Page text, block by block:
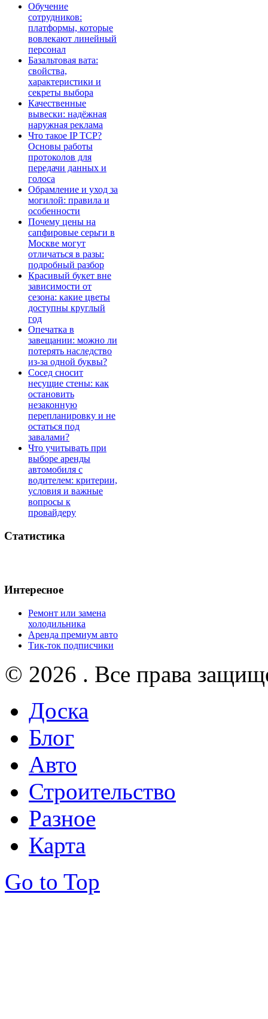
Обучение
сотрудников:
платформы, которые
вовлекают линейный
персонал
Базальтовая вата:
свойства,
характеристики и
секреты выбора
Качественные
вывески: надёжная
наружная реклама
Что такое IP TCP?
Основы работы
протоколов для
передачи данных и
голоса
Обрамление и уход за
могилой: правила и
особенности
Почему цены на
сапфировые серьги в
Москве могут
отличаться в разы:
подробный разбор
Красивый букет вне
зависимости от
сезона: какие цветы
доступны круглый
год
Опечатка в
завещании: можно ли
потерять наследство
из-за одной буквы?
Сосед сносит
несущие стены: как
остановить
незаконную
перепланировку и не
остаться под
завалами?
Что учитывать при
выборе аренды
автомобиля с
водителем: критерии,
условия и важные
вопросы к
провайдеру
Статистика
Интересное
Ремонт или замена
холодильника
Аренда премиум авто
Тик-ток подписчики
© 2026 . Все права
Доска
Блог
Авто
Строительство
Разное
Карта
Go to Top